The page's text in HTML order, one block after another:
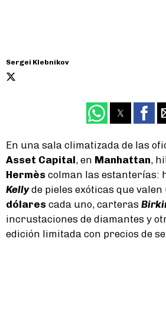
Sergei Klebnikov
En una sala climatizada de las
Asset Capital, en Manhattan,
Hermès colman las estanterías:
Kellyde pieles exóticas que valen
dólares cada uno, carteras
incrustaciones de diamantes y
edición limitada con precios de